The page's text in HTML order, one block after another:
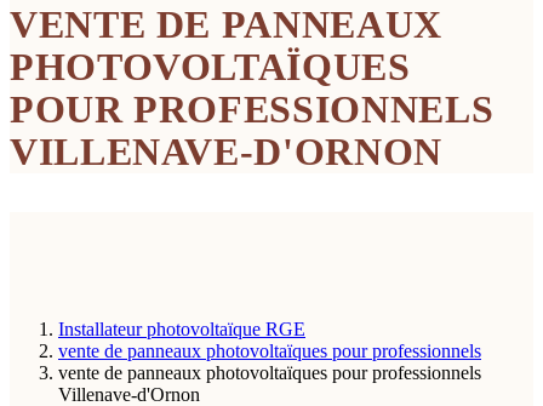
VENTE DE PANNEAUX
PHOTOVOLTAÏQUES
POUR PROFESSIONNELS
VILLENAVE-D'ORNON
Installateur photovoltaïque RGE
vente de panneaux photovoltaïques pour professionnels
vente de panneaux photovoltaïques pour professionnels
Villenave-d'Ornon